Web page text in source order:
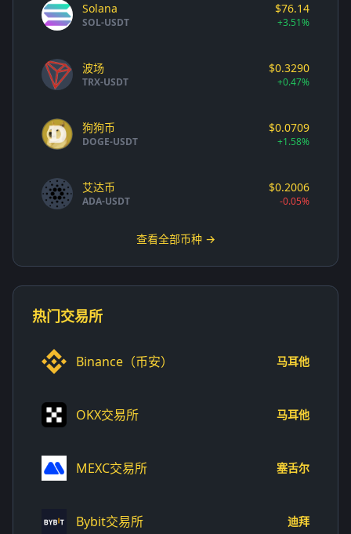
Solana
SOL-USDT
$76.14
+3.51%
波场
TRX-USDT
$0.3290
+0.47%
狗狗币
DOGE-USDT
$0.0709
+1.58%
艾达币
ADA-USDT
$0.2006
-0.05%
查看全部币种 →
热门交易所
Binance（币安） 马耳他
OKX交易所 马耳他
MEXC交易所 塞舌尔
Bybit交易所 迪拜